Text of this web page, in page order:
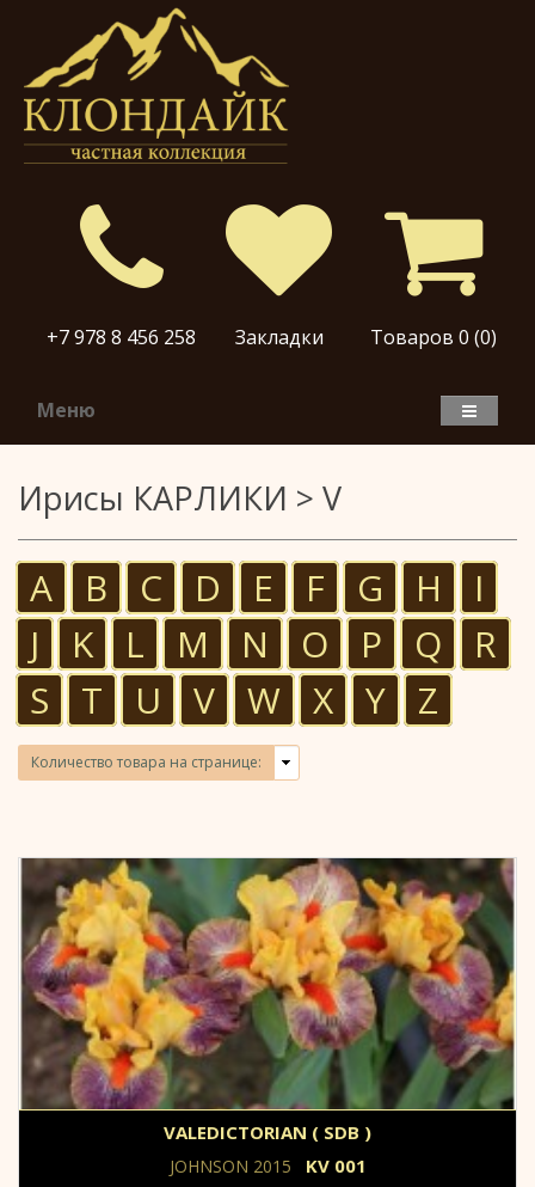
+7 978 8 456 258 Закладки Товаров 0 (0)
Меню
Ирисы КАРЛИКИ > V
A B C D E F G H
I
J
K L M N O P Q
R
S
T U V W X Y Z
Количество товара на странице:
VALEDICTORIAN ( SDB )
JOHNSON 2015 KV 001